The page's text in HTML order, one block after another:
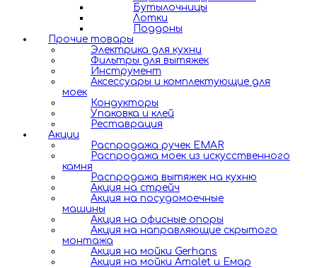
Бутылочницы
Лотки
Поддоны
Прочие товары
Электрика для кухни
Фильтры для вытяжек
Инструмент
Аксессуары и комплектующие для
моек
Кондукторы
Упаковка и клей
Реставрация
Акции
Распродажа ручек EMAR
Распродажа моек из искусственного
камня
Распродажа вытяжек на кухню
Акция на стрейч
Акция на посудомоечные
машины
Акция на офисные опоры
Акция на направляющие скрытого
монтажа
Акция на мойки Gerhans
Акция на мойки Amalet и Емар